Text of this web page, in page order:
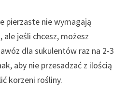
pierzaste nie wymagają
jeśli chcesz, możesz
dla sukulentów raz na 2-3
aby nie przesadzać z ilością
korzeni rośliny.